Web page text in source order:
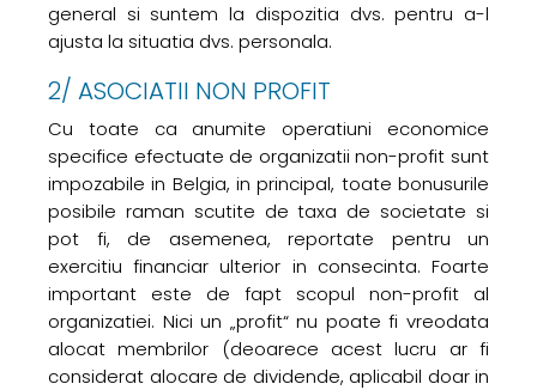
general si suntem la dispozitia dvs. pentru a-l
ajusta la situatia dvs. personala.
2/ ASOCIATII NON PROFIT
Cu toate ca anumite operatiuni economice
specifice efectuate de organizatii non-profit sunt
impozabile in Belgia, in principal, toate bonusurile
posibile raman scutite de taxa de societate si
pot fi, de asemenea, reportate pentru un
exercitiu financiar ulterior in consecinta. Foarte
important este de fapt scopul non-profit al
organizatiei. Nici un „profit“ nu poate fi vreodata
alocat membrilor (deoarece acest lucru ar fi
considerat alocare de dividende, aplicabil doar in